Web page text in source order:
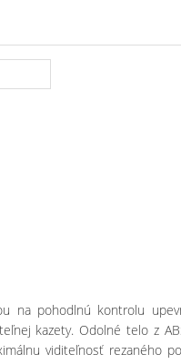
na pohodlnú kontrolu
kazety. Odolné telo z
viditeľnosť rezaného